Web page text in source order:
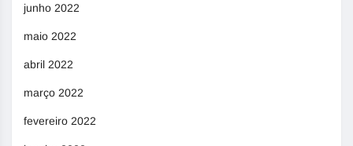
junho 2022
maio 2022
abril 2022
março 2022
fevereiro 2022